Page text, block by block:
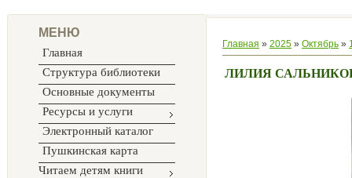
МЕНЮ
Главная
Структура библиотеки
Основные документы
Ресурсы и услуги
Электронный каталог
Пушкинская карта
Читаем детям книги
Главная » 2025 » Октябрь »
ЛИЛИЯ